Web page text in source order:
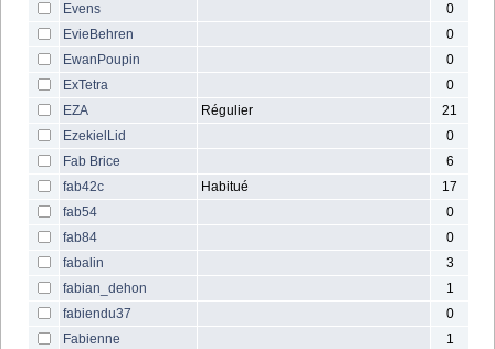
Evens
0
EvieBehren
0
EwanPoupin
0
ExTetra
0
EZA
Régulier
21
EzekielLid
0
Fab Brice
6
fab42c
Habitué
17
fab54
0
fab84
0
fabalin
3
fabian_dehon
1
fabiendu37
0
Fabienne
1